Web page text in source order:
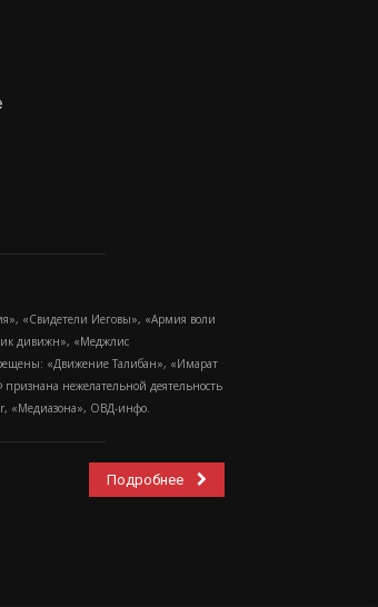
«Свидетели Иеговы», «Армия воли
дивижн», «Меджлис
«Движение Талибан», «Имарат
нежелательной деятельность
«Медиазона», ОВД-инфо.
Подробнее